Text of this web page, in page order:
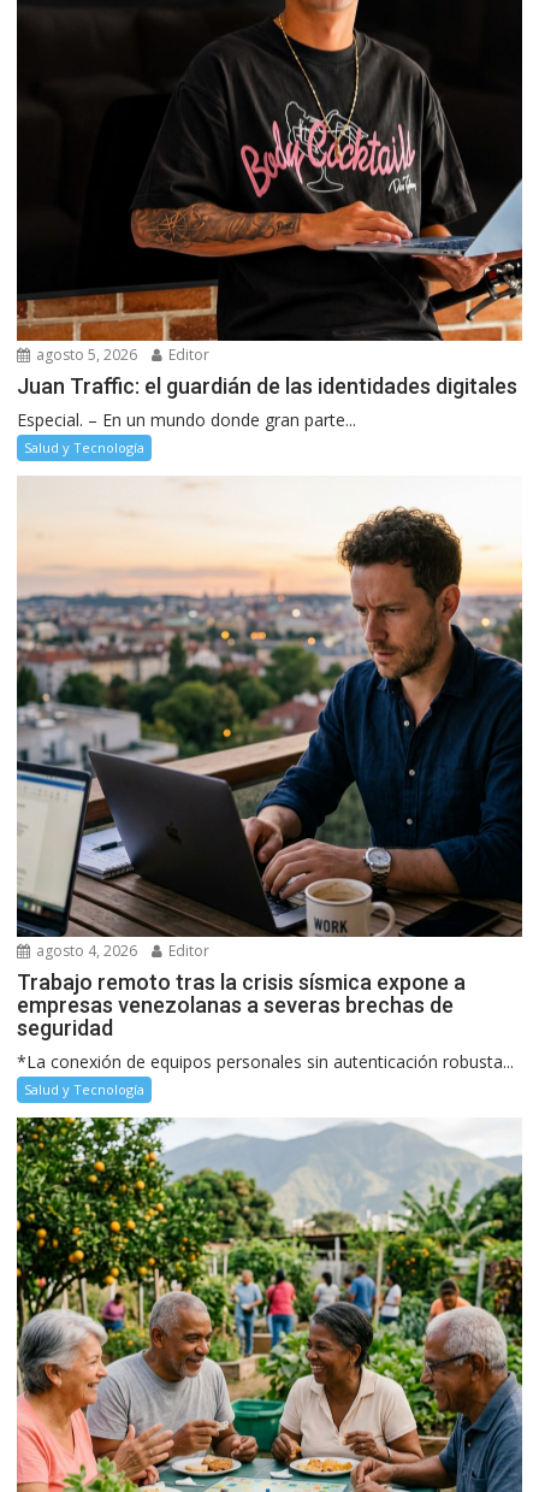
agosto 5, 2026 Editor
Juan Traffic: el guardián de las identidades digitales
Especial. – En un mundo donde gran parte...
Salud y Tecnología
agosto 4, 2026 Editor
Trabajo remoto tras la crisis sísmica expone a
empresas venezolanas a severas brechas de
seguridad
*La conexión de equipos personales sin autenticación robusta...
Salud y Tecnología